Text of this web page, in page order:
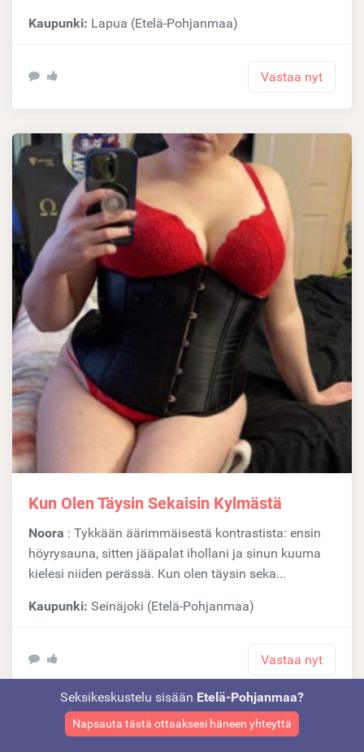
Kaupunki: Lapua (Etelä-Pohjanmaa)
Vastaa nyt
Kun Olen Täysin Sekaisin Kylmästä
Noora : Tykkään äärimmäisestä kontrastista: ensin
höyrysauna, sitten jääpalat ihollani ja sinun kuuma
kielesi niiden perässä. Kun olen täysin seka...
Kaupunki: Seinäjoki (Etelä-Pohjanmaa)
Vastaa nyt
Seksikeskustelu sisään Etelä-Pohjanmaa?
Napsauta tästä ottaaksesi häneen yhteyttä